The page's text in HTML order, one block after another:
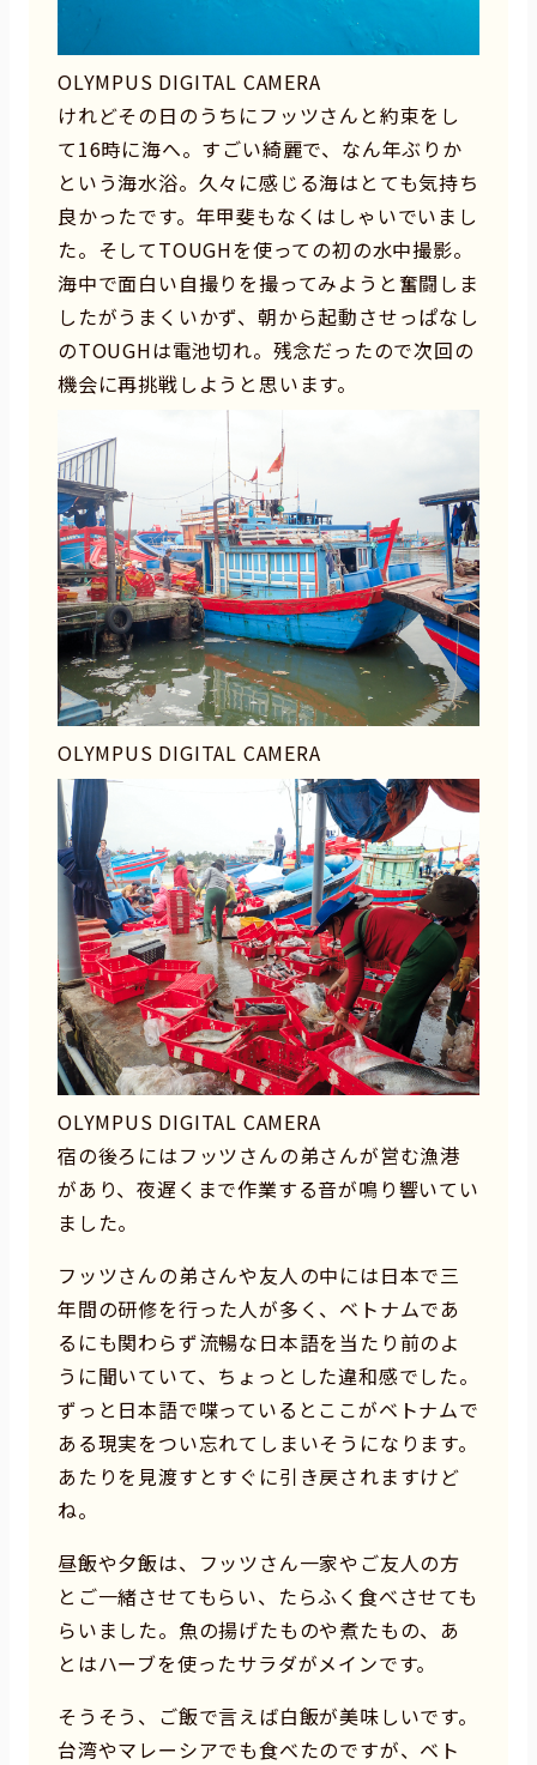
OLYMPUS DIGITAL CAMERA
けれどその日のうちにフッツさんと約束をし
て16時に海へ。すごい綺麗で、なん年ぶりか
という海水浴。久々に感じる海はとても気持ち
良かったです。年甲斐もなくはしゃいでいまし
た。そしてTOUGHを使っての初の水中撮影。
海中で面白い自撮りを撮ってみようと奮闘しま
したがうまくいかず、朝から起動させっぱなし
のTOUGHは電池切れ。残念だったので次回の
機会に再挑戦しようと思います。
OLYMPUS DIGITAL CAMERA
OLYMPUS DIGITAL CAMERA
宿の後ろにはフッツさんの弟さんが営む漁港
があり、夜遅くまで作業する音が鳴り響いてい
ました。
フッツさんの弟さんや友人の中には日本で三
年間の研修を行った人が多く、ベトナムであ
るにも関わらず流暢な日本語を当たり前のよ
うに聞いていて、ちょっとした違和感でした。
ずっと日本語で喋っているとここがベトナムで
ある現実をつい忘れてしまいそうになります。
あたりを見渡すとすぐに引き戻されますけど
ね。
昼飯や夕飯は、フッツさん一家やご友人の方
とご一緒させてもらい、たらふく食べさせても
らいました。魚の揚げたものや煮たもの、あ
とはハーブを使ったサラダがメインです。
そうそう、ご飯で言えば白飯が美味しいです。
台湾やマレーシアでも食べたのですが、ベト